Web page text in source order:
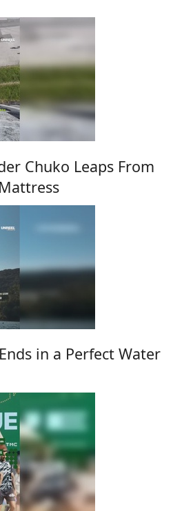
Chuko Leaps From
in a Perfect Water